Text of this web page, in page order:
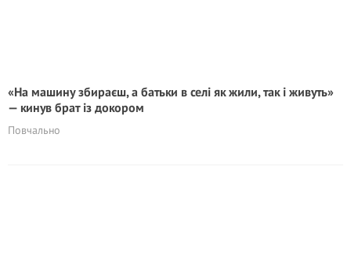
«На машину збираєш, а батьки в селі як жили, так і живуть»
— кинув брат із докором
Повчально